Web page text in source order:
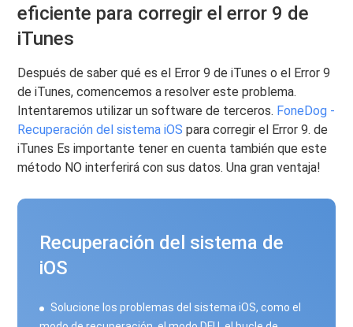
eficiente para corregir el error 9 de
iTunes
Después de saber qué es el Error 9 de iTunes o el Error 9
de iTunes, comencemos a resolver este problema.
Intentaremos utilizar un software de terceros. FoneDog -
Recuperación del sistema iOS para corregir el Error 9. de
iTunes Es importante tener en cuenta también que este
método NO interferirá con sus datos. Una gran ventaja!
Recuperación del sistema de
iOS
Solucione los problemas del sistema iOS, como el